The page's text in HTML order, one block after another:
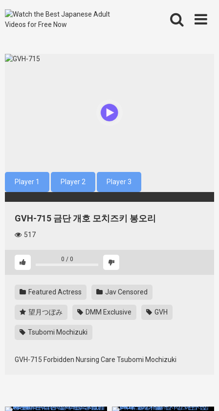
to
content
Player 1 Player 2 Player 3
GVH-715 금단 개호 모치즈키 봉오리
517
0 / 0
Featured Actress Jav Censored
望月つぼみ DMM Exclusive GVH
Tsubomi Mochizuki
GVH-715 Forbidden Nursing Care Tsubomi Mochizuki
427348 427412